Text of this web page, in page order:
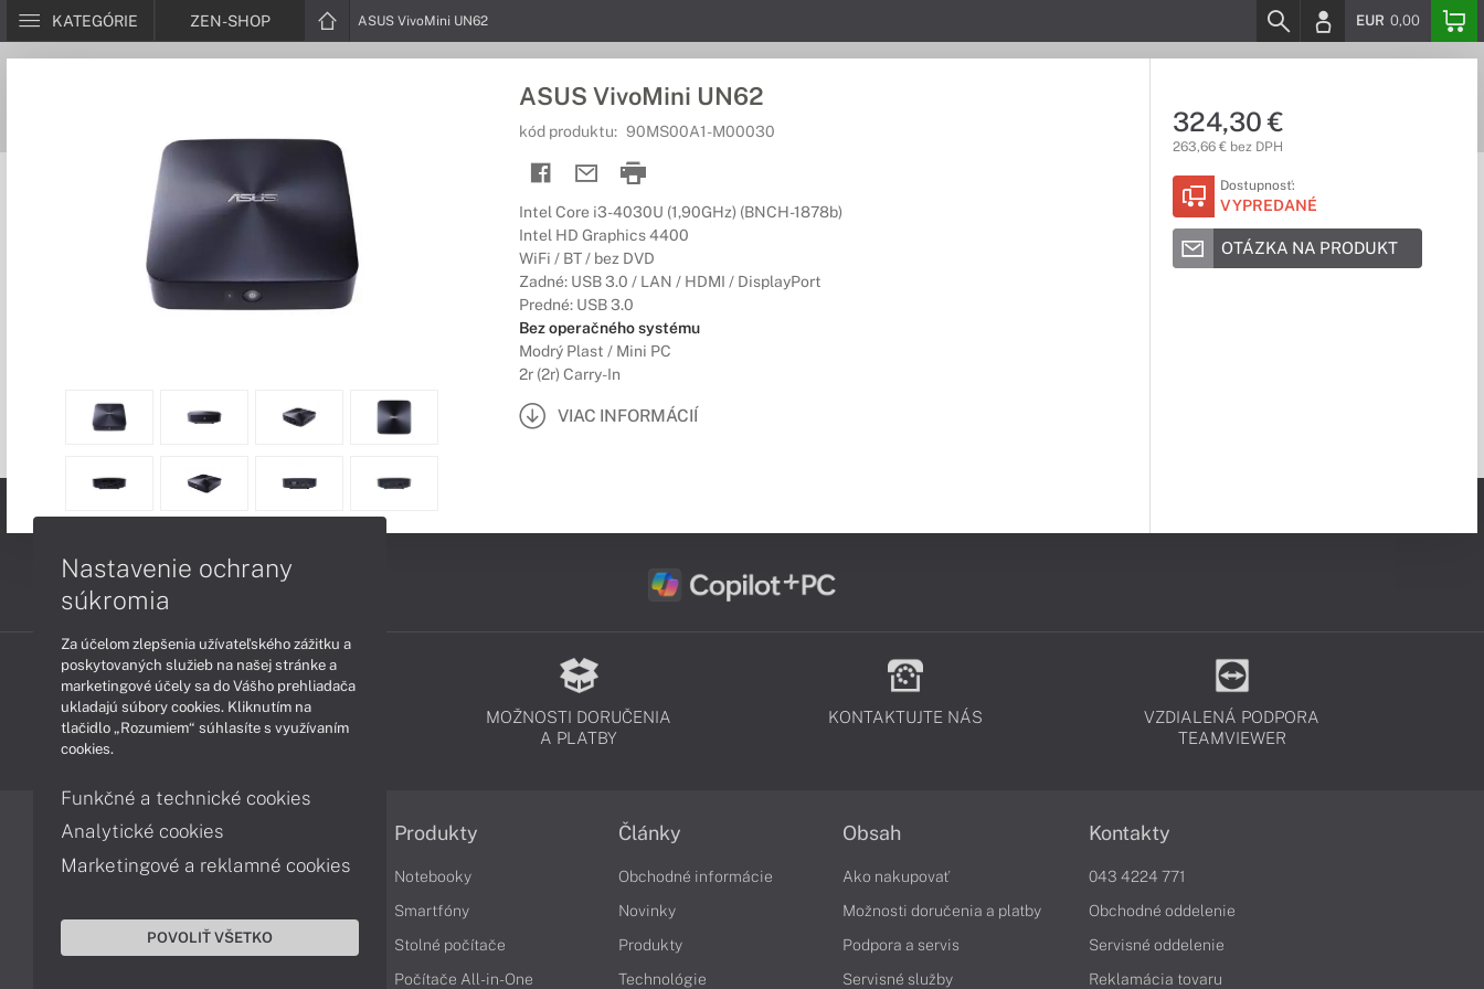
KATEGÓRIE ZEN-SHOP ASUS VivoMini UN62 EUR 0,00
ASUS VivoMini UN62
kód produktu: 90MS00A1-M00030
Intel Core i3-4030U (1,90GHz) (BNCH-1878b)
Intel HD Graphics 4400
WiFi / BT / bez DVD
Zadné: USB 3.0 / LAN / HDMI / DisplayPort
Predné: USB 3.0
Bez operačného systému
Modrý Plast / Mini PC
2r (2r) Carry-In
VIAC INFORMÁCIÍ
324,30 €
263,66 € bez DPH
Dostupnosť:
VYPREDANÉ
OTÁZKA NA PRODUKT
PODPORA A SERVIS
MOŽNOSTI DORUČENIA
A PLATBY
KONTAKTUJTE NÁS
VZDIALENÁ PODPORA
TEAMVIEWER
Informácie
Obchodné podmienky
Ochrana osobných údajov
Produkty
Notebooky
Smartfóny
Stolné počítače
Počítače All-in-One
Články
Obchodné informácie
Novinky
Produkty
Technológie
Obsah
Ako nakupovať
Možnosti doručenia a platby
Podpora a servis
Servisné služby
Kontakty
043 4224 771
Obchodné oddelenie
Servisné oddelenie
Reklamácia tovaru
Nastavenie ochrany
súkromia
Za účelom zlepšenia užívateľského zážitku a
poskytovaných služieb na našej stránke a
marketingové účely sa do Vášho prehliadača
ukladajú súbory cookies. Kliknutím na
tlačidlo „Rozumiem“ súhlasíte s využívaním
cookies.
Funkčné a technické cookies
Analytické cookies
Marketingové a reklamné cookies
POVOLIŤ VŠETKO